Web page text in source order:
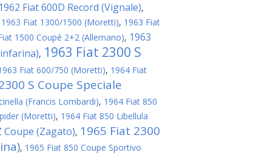
1962 Fiat 600D Record (Vignale),
1963 Fiat 1300/1500 (Moretti), 1963 Fiat
1500 Coupé 2+2 (Allemano), 1963
, 1963 Fiat 2300 S
Fiat 600/750 (Moretti), 1964 Fiat
S Coupe Speciale
(Francis Lombardi), 1964 Fiat 850
(Moretti), 1964 Fiat 850 Libellula
Coupe (Zagato), 1965 Fiat 2300
, 1965 Fiat 850 Coupe Sportivo